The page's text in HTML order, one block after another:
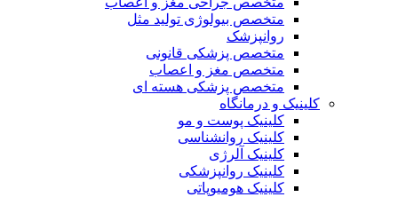
متخصص بیولوژی تولید مثل
روانپزشک
متخصص پزشکی قانونی
متخصص مغز و اعصاب
متخصص پزشکی هسته ای
کلینیک و درمانگاه
کلینیک پوست و مو
کلینیک روانشناسی
کلینیک آلرژی
کلینیک روانپزشکی
کلینیک هومیوپاتی